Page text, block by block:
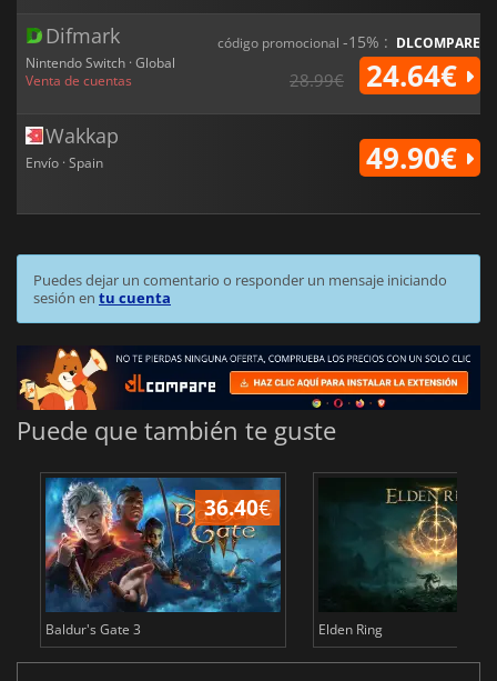
Difmark
Nintendo Switch · Global
Venta de cuentas
código promocional -15% : DLCOMPARE
28.99€ 24.64€
Wakkap
Envío · Spain 49.90€
Puedes dejar un comentario o responder un mensaje iniciando
sesión en tu cuenta
Puede que también te guste
36.40€
Baldur's Gate 3 Elden Ring